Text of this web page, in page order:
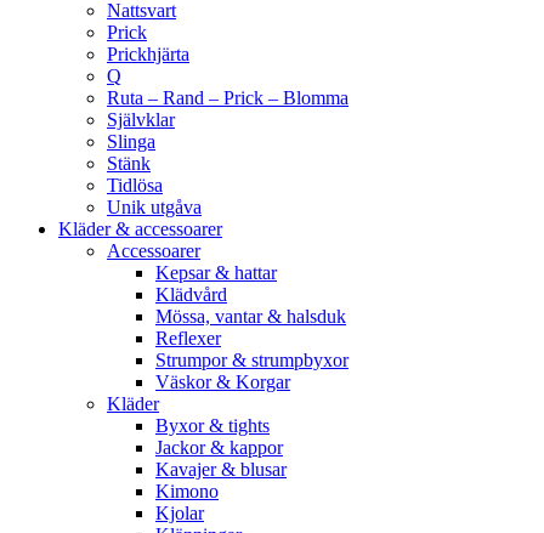
Nattsvart
Prick
Prickhjärta
Q
Ruta – Rand – Prick – Blomma
Självklar
Slinga
Stänk
Tidlösa
Unik utgåva
Kläder & accessoarer
Accessoarer
Kepsar & hattar
Klädvård
Mössa, vantar & halsduk
Reflexer
Strumpor & strumpbyxor
Väskor & Korgar
Kläder
Byxor & tights
Jackor & kappor
Kavajer & blusar
Kimono
Kjolar